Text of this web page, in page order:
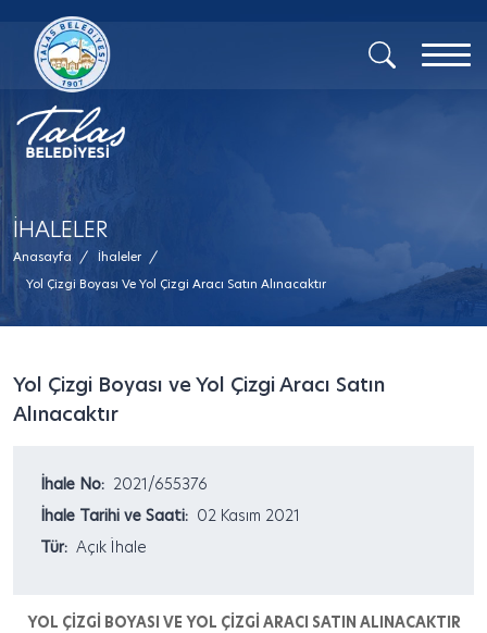
İHALELER
Anasayfa / İhaleler /
Yol Çizgi Boyası Ve Yol Çizgi Aracı Satın Alınacaktır
Yol Çizgi Boyası ve Yol Çizgi Aracı Satın
Alınacaktır
İhale No: 2021/655376
İhale Tarihi ve Saati: 02 Kasım 2021
Tür: Açık İhale
YOL ÇİZGİ BOYASI VE YOL ÇİZGİ ARACI SATIN ALINACAKTIR